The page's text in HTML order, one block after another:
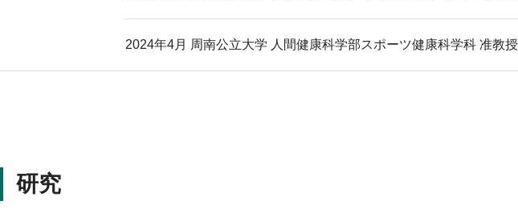
2024年4月 周南公立大学 人間健康科学部スポーツ健康科学科 准教授
研究